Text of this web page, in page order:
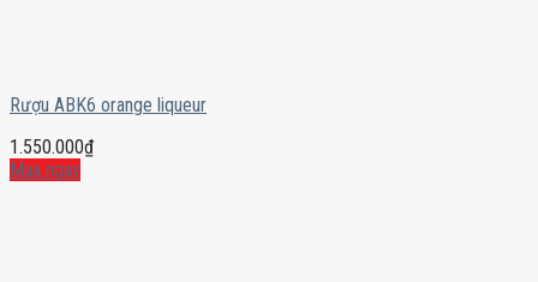
Rượu ABK6 orange liqueur
1.550.000₫
Mua ngay